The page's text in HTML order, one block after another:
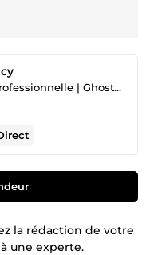
💻 Community Manager Professionnelle | Ghostwriter |
la rédaction de votre
une experte.